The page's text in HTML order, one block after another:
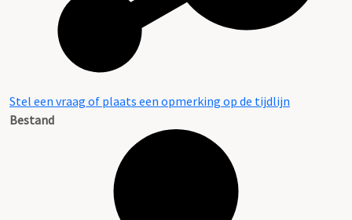
Stel een vraag of plaats een opmerking op de tijdlijn
Bestand